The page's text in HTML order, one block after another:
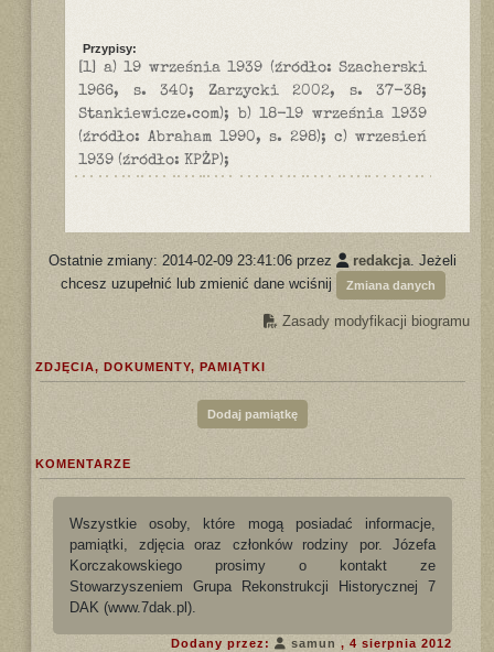
Przypisy:
[1] a) 19 września 1939 (źródło: Szacherski
1966, s. 340; Zarzycki 2002, s. 37-38;
Stankiewicze.com); b) 18-19 września 1939
(źródło: Abraham 1990, s. 298); c) wrzesień
1939 (źródło: KPŻP);
Ostatnie zmiany: 2014-02-09 23:41:06 przez redakcja. Jeżeli
chcesz uzupełnić lub zmienić dane wciśnij
Zmiana danych
Zasady modyfikacji biogramu
ZDJĘCIA, DOKUMENTY, PAMIĄTKI
Dodaj pamiątkę
KOMENTARZE
Wszystkie osoby, które mogą posiadać informacje,
pamiątki, zdjęcia oraz członków rodziny por. Józefa
Korczakowskiego prosimy o kontakt ze
Stowarzyszeniem Grupa Rekonstrukcji Historycznej 7
DAK (www.7dak.pl).
Dodany przez: samun , 4 sierpnia 2012